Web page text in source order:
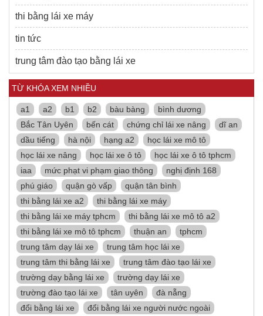
thi bằng lái xe máy
tin tức
trung tâm đào tạo bằng lái xe
TỪ KHÓA XEM NHIỀU
a1 a2 b1 b2 bàu bàng
bình dương
Bắc Tân Uyên
bến cát chứng chỉ lái xe nâng
dĩ an
dầu tiếng
hà nội hạng a2
học lái xe mô tô
học lái xe nâng
học lái xe ô tô
học lái xe ô tô tphcm
iaa
mức phạt vi phạm giao thông
nghị định 168
phú giáo
quận gò vấp
quận tân bình
thi bằng lái xe a2
thi bằng lái xe máy
thi bằng lái xe máy tphcm
thi bằng lái xe mô tô a2
thi bằng lái xe mô tô tphcm
thuận an
tphcm
trung tâm dạy lái xe
trung tâm học lái xe
trung tâm thi bằng lái xe
trung tâm đào tạo lái xe
trường dạy bằng lái xe
trường dạy lái xe
trường đào tạo lái xe
tân uyên
đà nẵng
đổi bằng lái xe
đổi bằng lái xe người nước ngoài